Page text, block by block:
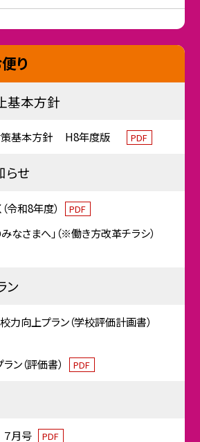
り
基本方針
策基本方針 H8年度版 PDF
らせ
令和8年度） PDF
なさまへ」（※働き方改革チラシ）
ン
向上プラン（学校評価計画書）
ン（評価書） PDF
月号 PDF